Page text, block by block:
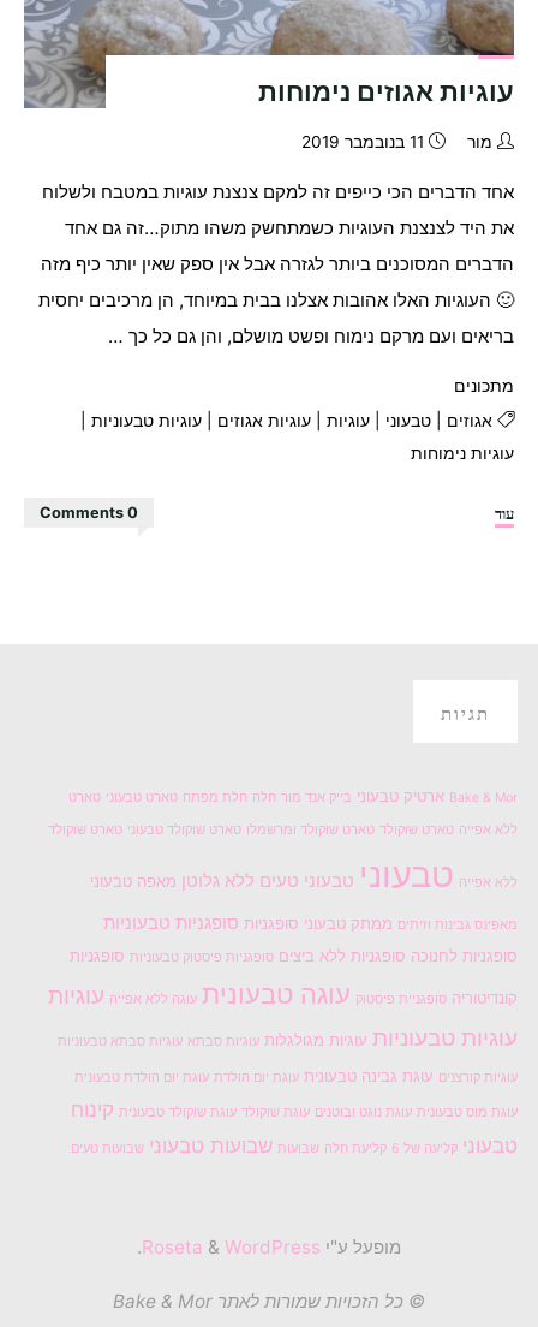
עוגיות אגוזים נימוחות
מור 11 בנובמבר 2019
אחד הדברים הכי כייפים זה למקם צנצנת עוגיות במטבח ולשלוח
את היד לצנצנת העוגיות כשמתחשק משהו מתוק…זה גם אחד
הדברים המסוכנים ביותר לגזרה אבל אין ספק שאין יותר כיף מזה
🙂 העוגיות האלו אהובות אצלנו בבית במיוחד, הן מרכיבים יחסית
בריאים ועם מרקם נימוח ופשט מושלם, והן גם כל כך …
מתכונים
אגוזים
טבעוני עוגיות| עוגיות אגוזים עוגיות טבעוניות|
עוגיות נימוחות
עוד"עוגיות
0 Comments
תגיות
Bake & Mor ארטיק טבעוני בייק אנד מור חלה חלת מפתח טארט טבעוני טארט
ללא אפייה טארט שוקולד טארט שוקולד ומרשמלו טארט שוקולד טבעוני טארט שוקולד
ללא אפייה טבעוני טבעוני טעים ללא גלוטן מאפה טבעוני
מאפינס גבינות וזיתים ממתק טבעוני סופגניות סופגניות טבעוניות
סופגניות לחנוכה סופגניות ללא ביצים סופגניות פיסטוק טבעוניות סופגניות
קונדיטוריה סופגניית פיסטוק עוגה טבעונית עוגה ללא אפייה עוגיות
עוגיות טבעוניות עוגיות מגולגלות עוגיות סבתא עוגיות סבתא טבעוניות
עוגיות קורצנים עוגת גבינה טבעונית עוגת יום הולדת עוגת יום הולדת טבעונית
עוגת מוס טבעונית עוגת נוגט ובוטנים עוגת שוקולד עוגת שוקולד טבעונית קינוח
טבעוני קליעה של 6 קליעת חלה שבועות שבועות טבעוני שבועות טעים
מופעל ע"י & WordPress
.
© כל הזכויות שמורות לאתר Bake & Mor